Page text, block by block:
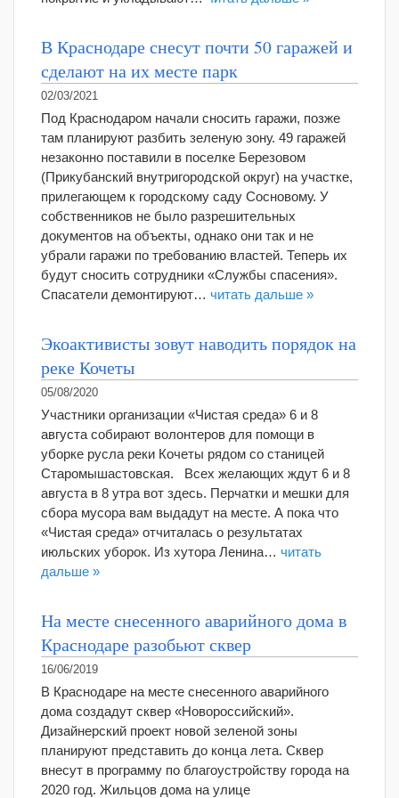
В Краснодаре снесут почти 50 гаражей и
сделают на их месте парк
02/03/2021
Под Краснодаром начали сносить гаражи, позже
там планируют разбить зеленую зону. 49 гаражей
незаконно поставили в поселке Березовом
(Прикубанский внутригородской округ) на участке,
прилегающем к городскому саду Сосновому. У
собственников не было разрешительных
документов на объекты, однако они так и не
убрали гаражи по требованию властей. Теперь их
будут сносить сотрудники «Службы спасения».
Спасатели демонтируют… читать дальше »
Экоактивисты зовут наводить порядок на
реке Кочеты
05/08/2020
Участники организации «Чистая среда» 6 и 8
августа собирают волонтеров для помощи в
уборке русла реки Кочеты рядом со станицей
Старомышастовская. Всех желающих ждут 6 и 8
августа в 8 утра вот здесь. Перчатки и мешки для
сбора мусора вам выдадут на месте. А пока что
«Чистая среда» отчиталась о результатах
июльских уборок. Из хутора Ленина… читать
дальше »
На месте снесенного аварийного дома в
Краснодаре разобьют сквер
16/06/2019
В Краснодаре на месте снесенного аварийного
дома создадут сквер «Новороссийский».
Дизайнерский проект новой зеленой зоны
планируют представить до конца лета. Сквер
внесут в программу по благоустройству города на
2020 год. Жильцов дома на улице